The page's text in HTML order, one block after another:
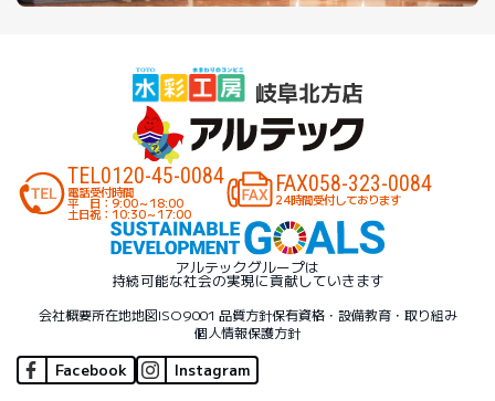
TEL0120-45-0084
電話受付時間
平 日：9:00～18:00
土日祝：10:30～17:00
FAX058-323-0084
24時間受付しております
アルテックグループは
持続可能な社会の実現に貢献していきます
会社概要所在地地図ISO9001 品質方針保有資格・設備教育・取り組み
個人情報保護方針
Facebook Instagram